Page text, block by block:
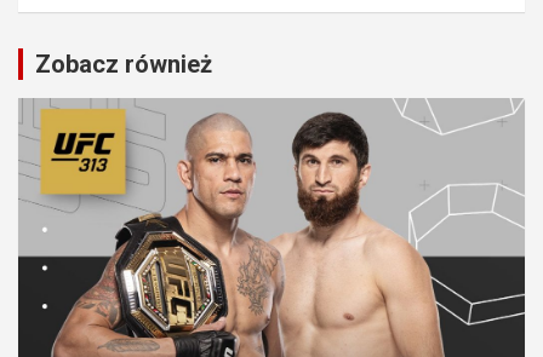
Zobacz również